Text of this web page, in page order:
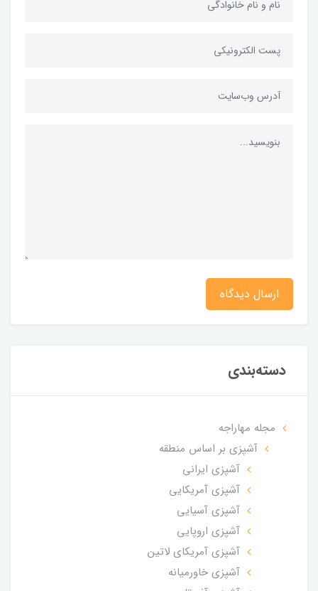
ارسال دیدگاه
دسته‌بندی
مجله مهاراجه
آشپزی بر اساس منطقه
آشپزی ایرانی
آشپزی آمریکایی
آشپزی آسیایی
آشپزی اروپایی
آشپزی آمریکای لاتین
آشپزی خاورمیانه